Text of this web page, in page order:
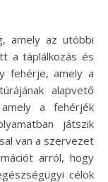
a táplálkozás és
fehérje, amely a
alapvető
a fehérjék
játszik
van a szervezet
arról, hogy
célok